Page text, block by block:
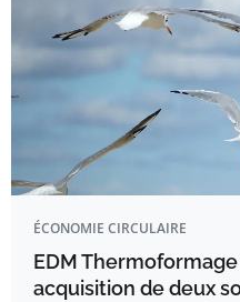
ÉCONOMIE CIRCULAIRE
EDM
acquisition de deux